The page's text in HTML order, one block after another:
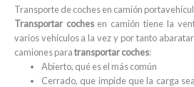
Transporte de coches en camión
Transportar cochesen camión tiene la
varios vehículos a la vez y por tanto
camiones paratransportar coches:
Abierto, qué es el más común
Cerrado, que impide que la carga